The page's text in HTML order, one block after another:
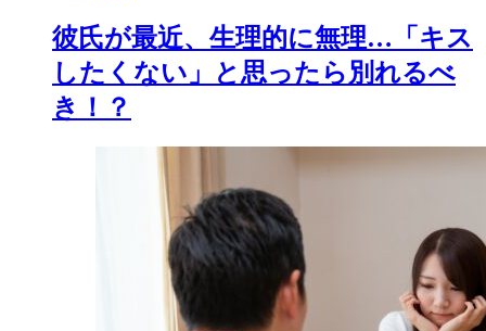
彼氏が最近、生理的に無理…「キス
したくない」と思ったら別れるべ
き！？